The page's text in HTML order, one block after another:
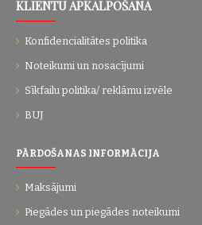
KLIENTU APKALPOŠANA
Konfidencialitātes politika
Noteikumi un nosacījumi
Sīkfailu politika/ reklāmu izvēle
BUJ
PĀRDOŠANAS INFORMĀCIJA
Maksājumi
Piegādes un piegādes noteikumi